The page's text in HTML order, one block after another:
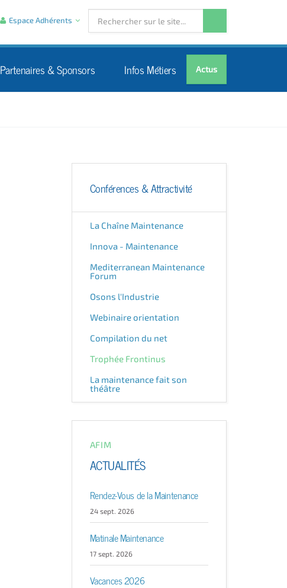
Actus
Partenaires & Sponsors Infos Métiers
Espace Adhérents
Conférences & Attractivité
La Chaîne Maintenance
Innova - Maintenance
Mediterranean Maintenance
Forum
Osons l'Industrie
Webinaire orientation
Compilation du net
Trophée Frontinus
La maintenance fait son
théâtre
AFIM
ACTUALITÉS
Rendez-Vous de la Maintenance
24 sept. 2026
Matinale Maintenance
17 sept. 2026
Vacances 2026